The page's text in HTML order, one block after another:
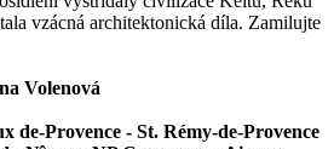
vzácná architektonická díla. Zamilujte
Volenová
de-Provence - St. Rémy-de-Provence